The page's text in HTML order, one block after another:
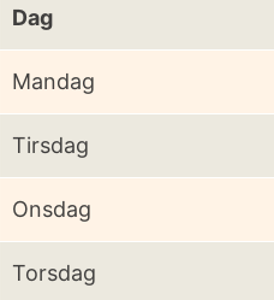
Dag
Mandag
Tirsdag
Onsdag
Torsdag